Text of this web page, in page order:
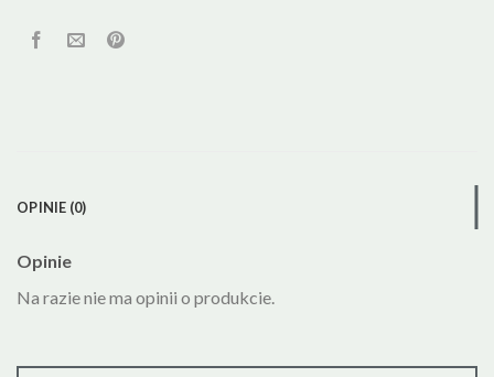
OPINIE (0)
Opinie
Na razie nie ma opinii o produkcie.